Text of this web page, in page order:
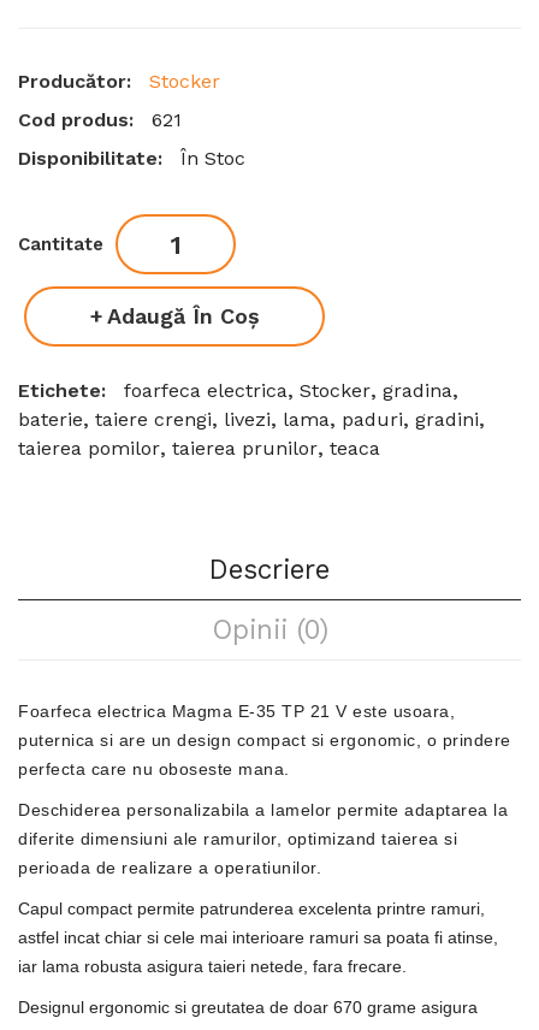
Producător:
Stocker
Cod produs:
621
Disponibilitate:
În Stoc
Cantitate
Adaugă În Coş
Etichete: foarfeca electrica, Stocker, gradina,
baterie, taiere crengi, livezi, lama, paduri, gradini,
taierea pomilor, taierea prunilor, teaca
Descriere
Opinii (0)
Foarfeca electrica Magma E-35 TP 21 V este usoara,
puternica si are un design compact si ergonomic, o prindere
perfecta care nu oboseste mana.
Deschiderea personalizabila a lamelor permite adaptarea la
diferite dimensiuni ale ramurilor, optimizand taierea si
perioada de realizare a operatiunilor.
Capul compact permite patrunderea excelenta printre ramuri,
astfel incat chiar si cele mai interioare ramuri sa poata fi atinse,
iar lama robusta asigura taieri netede, fara frecare.
Designul ergonomic si greutatea de doar 670 grame asigura